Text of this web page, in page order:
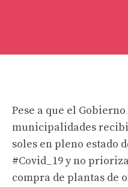
Pese a que el
municipalidades
soles en pleno estado
#Covid_19y no
compra de plantas de